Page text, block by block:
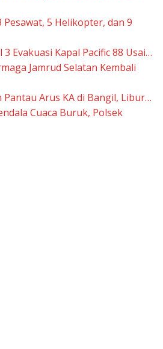
5 Helikopter, dan 9
Evakuasi Kapal Pacific 88 Usai…
Jamrud Selatan Kembali
Pantau Arus KA di Bangil, Libur…
Cuaca Buruk, Polsek